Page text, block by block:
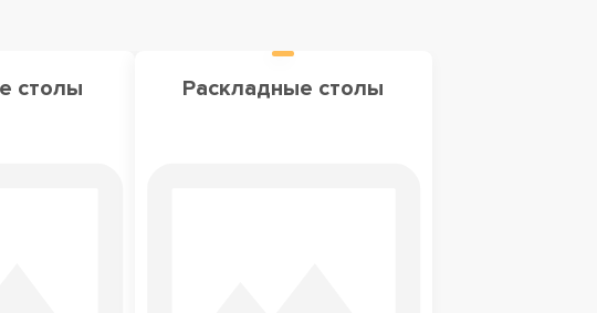
столы Раскладные столы